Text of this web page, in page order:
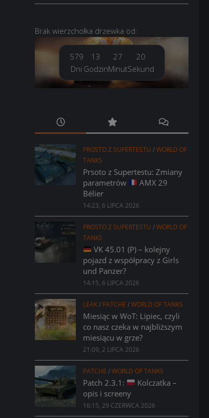
Brak wierzchołka drzewka od:
579
Dni
13
Godzin
27
Minut
22
Sekund
PROSTO Z SUPERTESTU /WORLD OF
TANKS
Prsoto z Supertestu: Zmiany
parametrów
AMX 29
Bélier
14:23, 6 LIPCA 2026
PROSTO Z SUPERTESTU /WORLD OF
TANKS
VK 45.01 (P) – kolejny
pojazd z współpracy z Girls
und Panzer?
14:15, 6 LIPCA 2026
LEAK/ PATCHE /WORLD OF TANKS
Miesiąc w WoT: Lipiec, czyli
co nasz czeka w najbliższym
miesiącu w grze?
21:09, 2 LIPCA 2026
PATCHE /WORLD OF TANKS
Patch 2.3.1:
Kolczatka –
opis i screeny
16:15, 29 CZERWCA 2026